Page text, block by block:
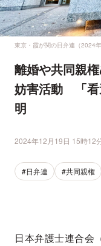
東京・霞が関の日弁連（2024
離婚や共同親
妨害活動 「看
明
2024年12月19日 15時12
#日弁連 #共同親権
日本弁護士連合会